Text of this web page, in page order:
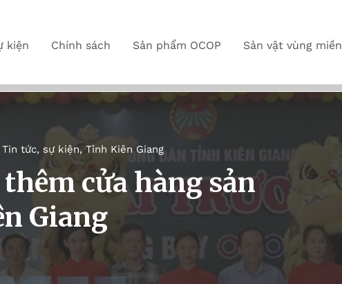
kiện Chính sách Sản phẩm OCOP Sản vật vùng miền
Tin tức, sự kiện,Tỉnh Kiên Giang
thêm cửa hàng sản
Giang